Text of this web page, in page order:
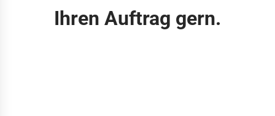
Ihren Auftrag gern.